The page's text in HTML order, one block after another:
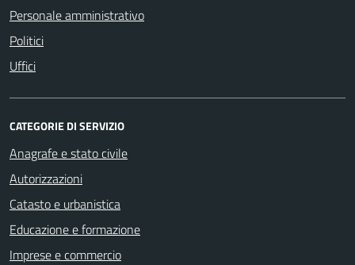
Personale amministrativo
Politici
Uffici
CATEGORIE DI SERVIZIO
Anagrafe e stato civile
Autorizzazioni
Catasto e urbanistica
Educazione e formazione
Imprese e commercio